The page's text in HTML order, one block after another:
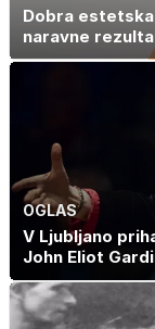
Dobra
naravne
OGLAS
V Ljubljano
John Eliot